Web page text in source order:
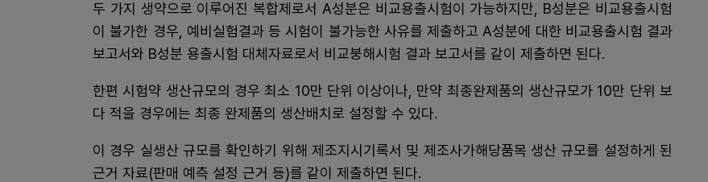
두 가지 생약으로 이루어진 복합제로서 A성분은 비교용출시험이 가능하지만, B성분은 비교용출시험
이 불가한 경우, 예비실험결과 등 시험이 불가능한 사유를 제출하고 A성분에 대한 비교용출시험 결과
보고서와 B성분 용출시험 대체자료로서 비교붕해시험 결과 보고서를 같이 제출하면 된다.
한편 시험약 생산규모의 경우 최소 10만 단위 이상이나, 만약 최종완제품의 생산규모가 10만 단위 보
다 적을 경우에는 최종 완제품의 생산배치로 설정할 수 있다.
이 경우 실생산 규모를 확인하기 위해 제조지시기록서 및 제조사가해당품목 생산 규모를 설정하게 된
근거 자료(판매 예측 설정 근거 등)를 같이 제출하면 된다.